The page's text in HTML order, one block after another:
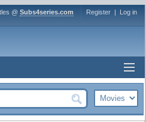
@ Subs4series.com Register | Log in